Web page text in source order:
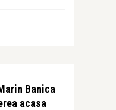
Banica
acasa